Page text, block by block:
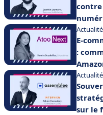
Actualité
E-
:
Actualité
sur le